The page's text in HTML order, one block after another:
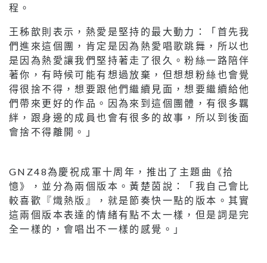
程。
王秭歆則表示，熱愛是堅持的最大動力：「首先我
們進來這個團，肯定是因為熱愛唱歌跳舞，所以也
是因為熱愛讓我們堅持著走了很久。粉絲一路陪伴
著你，有時候可能有想過放棄，但想想粉絲也會覺
得很捨不得，想要跟他們繼續見面，想要繼續給他
們帶來更好的作品。因為來到這個團體，有很多羈
絆，跟身邊的成員也會有很多的故事，所以到後面
會捨不得離開。」
GNZ48為慶祝成軍十周年，推出了主題曲《拾
憶》，並分為兩個版本。黃楚茵說：「我自己會比
較喜歡『熾熱版』，就是節奏快一點的版本。其實
這兩個版本表達的情緒有點不太一樣，但是詞是完
全一樣的，會唱出不一樣的感覺。」